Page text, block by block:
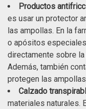
Productos
es usar un protector
las ampollas. En la
o apósitos
directamente sobre
Además, también
protegen las
Calzado
materiales naturales.